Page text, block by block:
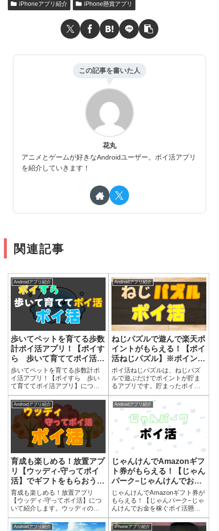
iPhoneアプリ紹介
iPhone懸賞アプリ
この記事を書いた人
花丸
アニメとゲームが好きなAndroidユーザー。ポイ活アプリ
を紹介していきます！
関連記事
Androidアプリ紹介
歩いてペットを育てる歩数
計ポイ活アプリ！【ポイす
ら 歩いて育ててポイ活ア
プリ】※ポイント交換済み
歩いてペットを育てる歩数計ポ
イ活アプリ！【ポイすら 歩い
て育ててポイ活アプリ】につい
て紹介します。ポイすらの遊び
方、デジタルギフトへの交換方
法、賞品の抽選方法について解
説していきます。健康に気を付
けている方や歩いてポイ活をし
たいという方はぜひ参考にして
ください！
Androidアプリ紹介
ねじパズルで遊んで楽天ポ
イントがもらえる！【ポイ
活ねじパズル】※ポイント
交換済み
ポイ活ねじパズルは、ねじパズ
ルで遊ぶだけでポイントが貯ま
るアプリです。貯まったポイン
トはすぐに楽天ポイントと交換
できます。この記事では、ポイ
ントの貯め方と楽天ポイントへ
の交換手順を分かりやすく解説
します。
Androidアプリ紹介
育成も楽しめる！放置アプ
リ【ウッディ-守ってポイ
活】でギフトをもらおう！
※ポイント交換済み
育成も楽しめる！放置アプリ
【ウッディ-守ってポイ活】につ
いて紹介します。ウッディの遊
び方、金のチケットの貯め方、
金のチケットの交換先･交換方法
Androidアプリ紹介
じゃんけんでAmazonギフ
ト券がもらえる！【じゃん
パーク−じゃんけんでお金
を稼ぐポイ活懸賞P2Eアプ
リ】
じゃんけんでAmazonギフト券が
もらえる！【じゃんパーク−じゃ
んけんでお金を稼ぐポイ活懸賞
P2Eアプリ】について紹介しま
す。じゃんパークの遊び方、ガ
Androidアプリ紹介 iPhoneアプリ紹介